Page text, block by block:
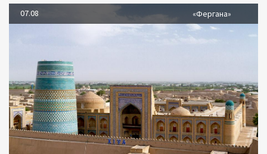
07.08 «Фергана»